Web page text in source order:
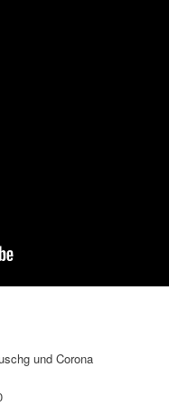
und Corona